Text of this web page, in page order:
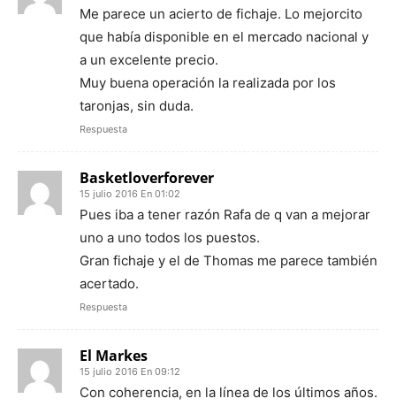
Me parece un acierto de fichaje. Lo mejorcito
que había disponible en el mercado nacional y
a un excelente precio.
Muy buena operación la realizada por los
taronjas, sin duda.
Respuesta
Basketloverforever
15 julio 2016 En 01:02
Pues iba a tener razón Rafa de q van a mejorar
uno a uno todos los puestos.
Gran fichaje y el de Thomas me parece también
acertado.
Respuesta
El Markes
15 julio 2016 En 09:12
Con coherencia, en la línea de los últimos años.